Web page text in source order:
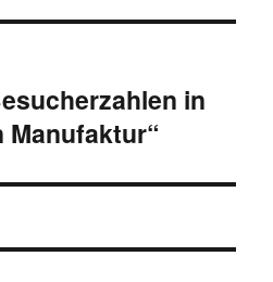
in
Manufaktur“